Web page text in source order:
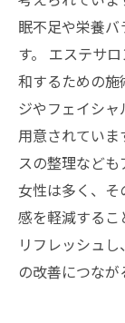
眠不足や栄養
す。 エステサ
和するための施
ジやフェイシ
用意されてい
スの整理など
女性は多く、
感を軽減するこ
リフレッシュ
の改善につなが